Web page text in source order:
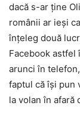
dacă s-ar ține
românii ar ieși
înțeleg două
Facebook
arunci în
faptul că își pun
la volan în afară